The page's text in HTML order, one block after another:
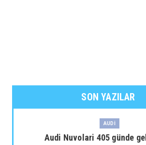
SON YAZILAR
AUDİ
Audi Nuvolari 405 günde